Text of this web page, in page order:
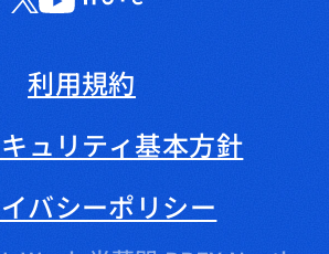
XLinkedIn
YouTube
利用規約
ュリティ基本方針
バシーポリシー